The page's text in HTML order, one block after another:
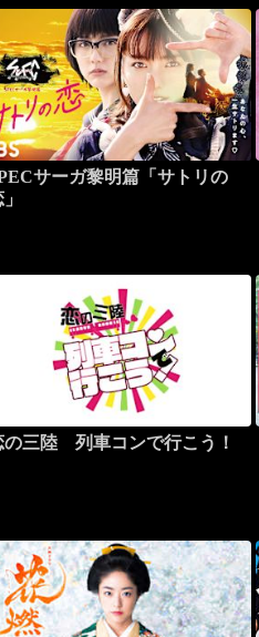
サーガ黎明篇「サトリの
の三陸 列車コンで行こう！